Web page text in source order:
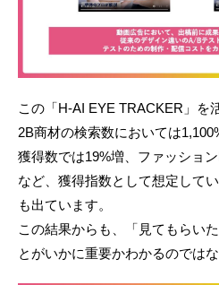
この「H-AI EYE TRACKER」を
2B商材の検索数においては
獲得数では19%増、ファッショ
など、獲得指数として想定して
も出ています。
この結果からも、「見てもらい
とがいかに重要かわかるのでは